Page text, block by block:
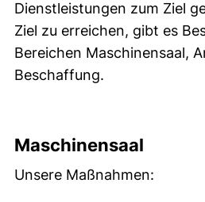
Dienstleistungen zum Ziel
Ziel zu erreichen, gibt es
Bereichen Maschinensaal,
Beschaffung.
Maschinensaal
Unsere Maßnahmen: